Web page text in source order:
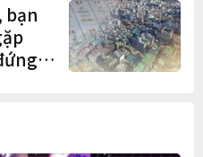
bạn